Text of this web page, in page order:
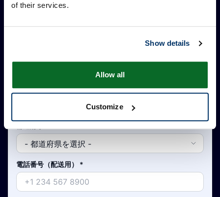
of their services.
Show details
Allow all
Customize
郵便番号*
国*
電話番号（配送用） *